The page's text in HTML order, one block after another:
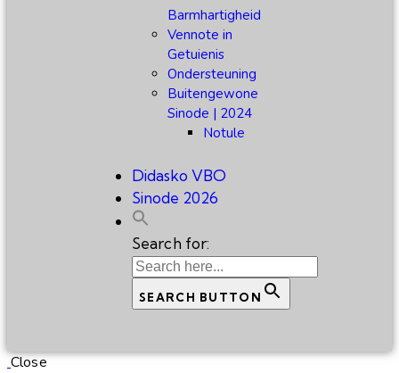
Barmhartigheid
Vennote in
Getuienis
Ondersteuning
Buitengewone
Sinode | 2024
Notule
Didasko VBO
Sinode 2026
Search for:
SEARCH BUTTON
Close